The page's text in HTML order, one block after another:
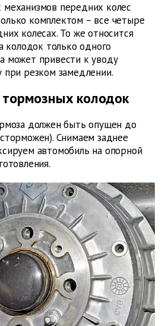
передних колес
комплектом – все четыре
колесах. То же относится
колодок только одного
может привести к уводу
при резком замедлении.
колодок
должен быть опущен до
Снимаем заднее
автомобиль на опорной